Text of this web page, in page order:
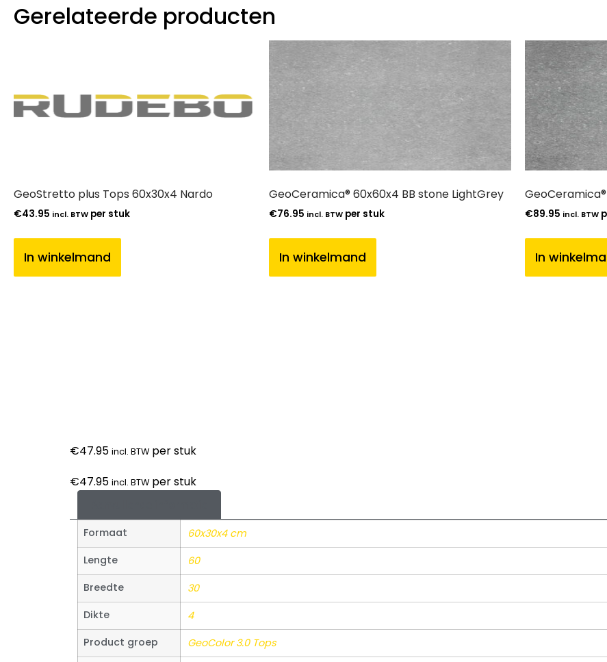
Gerelateerde producten
GeoStretto plus Tops 60x30x4 Nardo
€43.95 incl. BTW per stuk
In winkelmand
GeoCeramica® 60x60x4 BB stone LightGrey
€76.95 incl. BTW per stuk
In winkelmand
€89.95 incl. BTW
In
€47.95 incl. BTW per stuk
€47.95 incl. BTW per stuk
Formaat
60x30x4 cm
Lengte
60
Breedte
30
Dikte
4
Product groep
GeoColor 3.0 Tops